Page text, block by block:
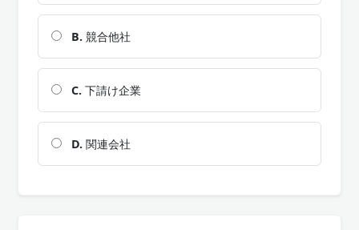
B. 競合他社
C. 下請け企業
D. 関連会社